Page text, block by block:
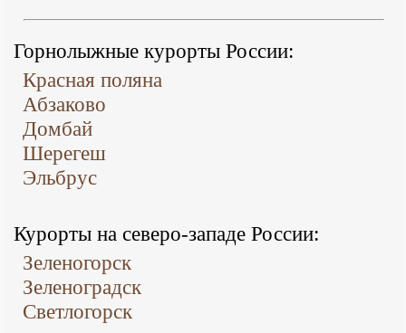
Горнолыжные курорты России:
Красная поляна
Абзаково
Домбай
Шерегеш
Эльбрус
Курорты на северо-западе России:
Зеленогорск
Зеленоградск
Светлогорск